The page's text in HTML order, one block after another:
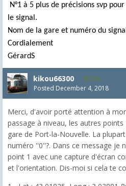
N°1 à 5 plus de précisions svp
le signal.
Nom de la gare et numéro du
Cordialement
GérardS
kikou66300 538
Posted December 4, 2018
Merci, d'avoir porté attention à
passage à niveau, les autres
gare de Port-la-Nouvelle. La
numéro ''0''?. Dans ce message je
point 1 avec une capture d'écran
et l'orientation. Dis-moi si cela te